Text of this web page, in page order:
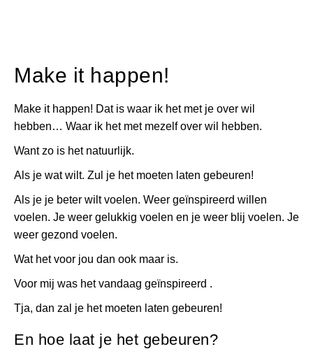
Make it happen!
Make it happen! Dat is waar ik het met je over wil
hebben… Waar ik het met mezelf over wil hebben.
Want zo is het natuurlijk.
Als je wat wilt. Zul je het moeten laten gebeuren!
Als je je beter wilt voelen. Weer geïnspireerd willen
voelen. Je weer gelukkig voelen en je weer blij voelen. Je
weer gezond voelen.
Wat het voor jou dan ook maar is.
Voor mij was het vandaag geïnspireerd .
Tja, dan zal je het moeten laten gebeuren!
En hoe laat je het gebeuren?